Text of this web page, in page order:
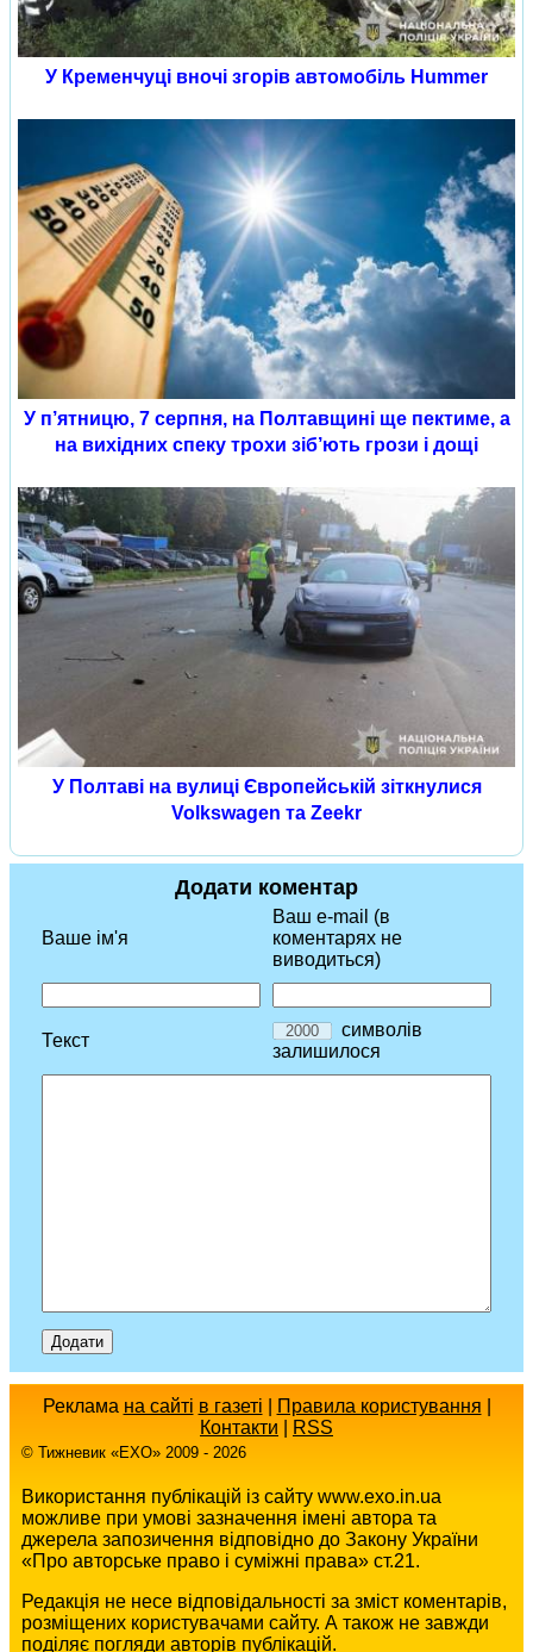
У Кременчуці вночі згорів автомобіль Hummer
У п’ятницю, 7 серпня, на Полтавщині ще пектиме, а
на вихідних спеку трохи зіб’ють грози і дощі
У Полтаві на вулиці Європейській зіткнулися
Volkswagen та Zeekr
Додати коментар
Ваше ім'я
Ваш e-mail (в
коментарях не
виводиться)
Текст
символів
залишилося
Реклама на сайті в газеті Правила користування
Контакти
RSS
© Тижневик «EХO» 2009 - 2026
Використання публікацій із сайту www.exo.in.ua
можливе при умові зазначення імені автора та
джерела запозичення відповідно до Закону України
«Про авторське право і суміжні права» ст.21.
Редакція не несе відповідальності за зміст коментарів,
розміщених користувачами сайту. А також не завжди
поділяє погляди авторів публікацій.